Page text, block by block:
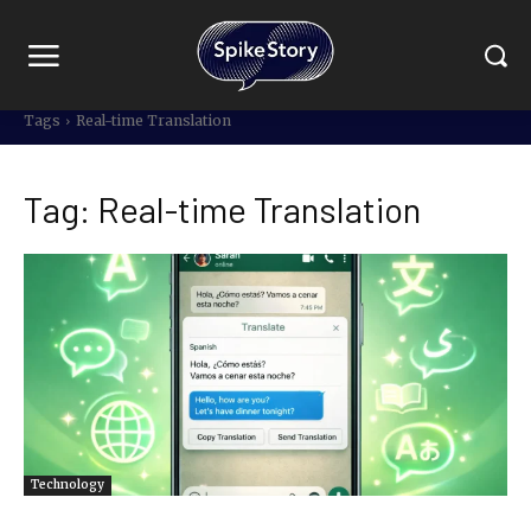
Tags Real-time Translation
Tag: Real-time Translation
Technology